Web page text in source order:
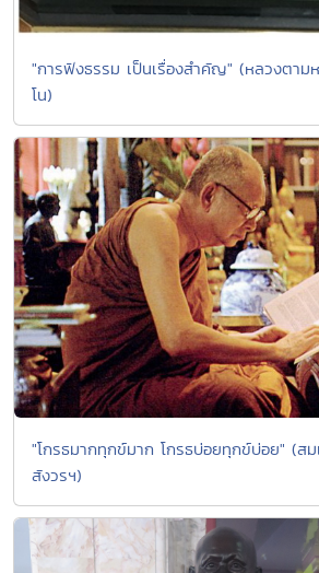
"การฟังธรรม เป็นเรื่องสำคัญ" (หลวงตา
โน)
"โกรธมากทุกข์มาก โกรธบ่อยทุกข์บ่อย" (
สังวรฯ)